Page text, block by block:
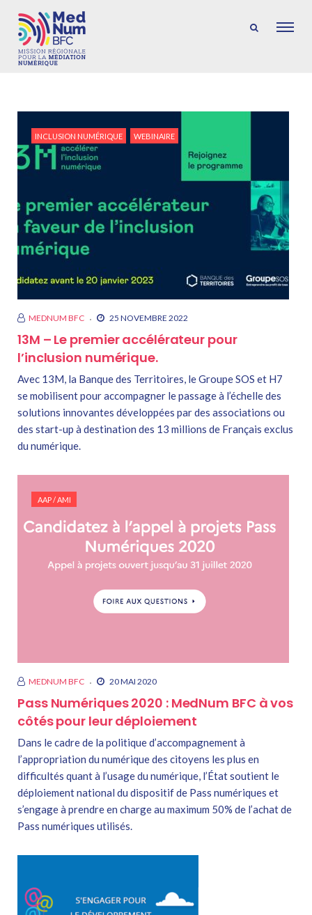
INCLUSION NUMÉRIQUE WEBINAIRE
MEDNUM BFC 25 NOVEMBRE 2022
13M – Le premier accélérateur pour
l’inclusion numérique.
Avec 13M, la Banque des Territoires, le Groupe SOS et H7
se mobilisent pour accompagner le passage à l’échelle des
solutions innovantes développées par des associations ou
des start-up à destination des 13 millions de Français exclus
du numérique.
AAP / AMI
MEDNUM BFC 20 MAI 2020
Pass Numériques 2020 : MedNum BFC à vos
côtés pour leur déploiement
Dans le cadre de la politique d’accompagnement à
l’appropriation du numérique des citoyens les plus en
difficultés quant à l’usage du numérique, l’État soutient le
déploiement national du dispositif de Pass numériques et
s’engage à prendre en charge au maximum 50% de l’achat de
Pass numériques utilisés.